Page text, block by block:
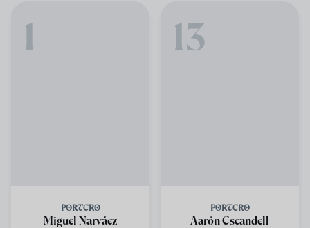
PORTERO
1
Miguel Narváez
PORTERO
13
Aarón Escandell